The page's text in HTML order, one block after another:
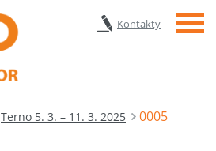
Kontakty Menu
Terno 5. 3. – 11. 3. 2025 0005